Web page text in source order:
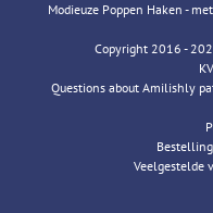
Modieuze Poppen Haken -
Copyright 2016 -
Questions about Amilishly
Veelgestelde